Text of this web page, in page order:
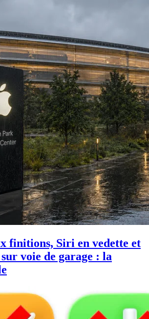
finitions, Siri en vedette et
voie de garage : la